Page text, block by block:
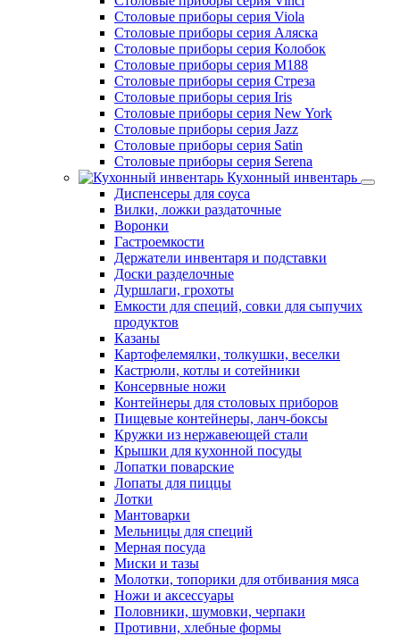
Столовые приборы серия Viola
Столовые приборы серия Аляска
Столовые приборы серия Колобок
Столовые приборы серия М188
Столовые приборы серия Стреза
Столовые приборы серия Iris
Столовые приборы серия New York
Столовые приборы серия Jazz
Столовые приборы серия Satin
Столовые приборы серия Serena
Кухонный инвентарь
Диспенсеры для соуса
Вилки, ложки раздаточные
Воронки
Гастроемкости
Держатели инвентаря и подставки
Доски разделочные
Дуршлаги, грохоты
Емкости для специй, совки для сыпучих
продуктов
Казаны
Картофелемялки, толкушки, веселки
Кастрюли, котлы и сотейники
Консервные ножи
Контейнеры для столовых приборов
Пищевые контейнеры, ланч-боксы
Кружки из нержавеющей стали
Крышки для кухонной посуды
Лопатки поварские
Лопаты для пиццы
Лотки
Мантоварки
Мельницы для специй
Мерная посуда
Миски и тазы
Молотки, топорики для отбивания мяса
Ножи и аксессуары
Половники, шумовки, черпаки
Противни, хлебные формы